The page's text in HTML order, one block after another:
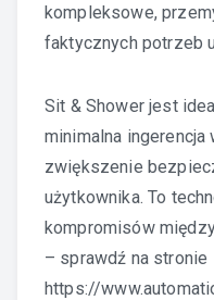
kompleksowe,
faktycznych potrzeb
Sit & Shower jest
minimalna
zwiększenie
użytkownika. To
kompromisów
– sprawdź na stronie
https://